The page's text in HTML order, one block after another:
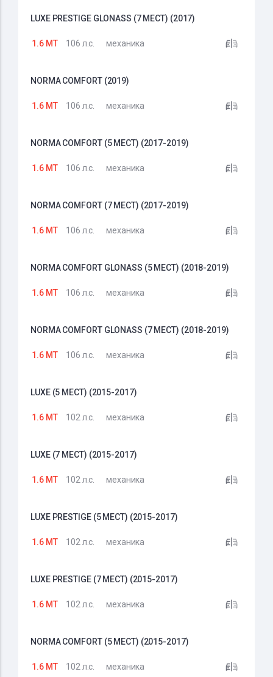
LUXE PRESTIGE GLONASS (7 МЕСТ) (2017)
1.6 MT 106 л.с. механика
NORMA COMFORT (2019)
1.6 MT 106 л.с. механика
NORMA COMFORT (5 МЕСТ) (2017-2019)
1.6 MT 106 л.с. механика
NORMA COMFORT (7 МЕСТ) (2017-2019)
1.6 MT 106 л.с. механика
NORMA COMFORT GLONASS (5 МЕСТ) (2018-2019)
1.6 MT 106 л.с. механика
NORMA COMFORT GLONASS (7 МЕСТ) (2018-2019)
1.6 MT 106 л.с. механика
LUXE (5 МЕСТ) (2015-2017)
1.6 MT 102 л.с. механика
LUXE (7 МЕСТ) (2015-2017)
1.6 MT 102 л.с. механика
LUXE PRESTIGE (5 МЕСТ) (2015-2017)
1.6 MT 102 л.с. механика
LUXE PRESTIGE (7 МЕСТ) (2015-2017)
1.6 MT 102 л.с. механика
NORMA COMFORT (5 МЕСТ) (2015-2017)
1.6 MT 102 л.с. механика